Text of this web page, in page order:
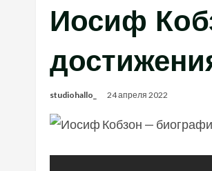
Иосиф
studiohallo_ 24 апреля 2022